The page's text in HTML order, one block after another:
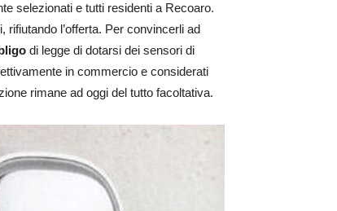
selezionati e tutti residenti a Recoaro.
l’offerta. Per convincerli ad
di legge di dotarsi dei sensori di
in commercio e considerati
rimane ad oggi del tutto facoltativa.